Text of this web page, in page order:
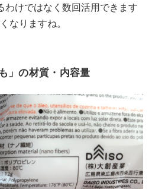
わけではなく数回活用できます
なりますね。
」の材質・内容量